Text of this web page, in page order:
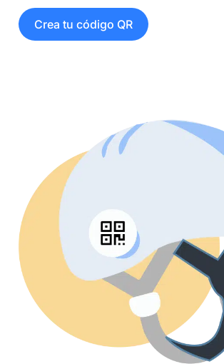
Crea tu código QR